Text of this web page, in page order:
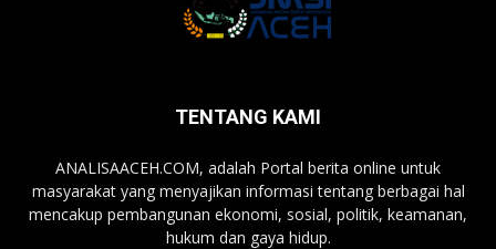
TENTANG KAMI
ANALISAACEH.COM, adalah Portal berita online untuk
masyarakat yang menyajikan informasi tentang berbagai hal
mencakup pembangunan ekonomi, sosial, politik, keamanan,
hukum dan gaya hidup.